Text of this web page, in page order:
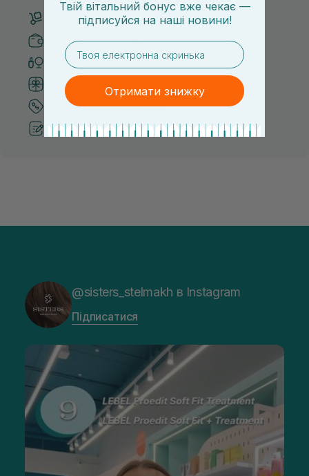
Безкоштовна доставка від 3000 UAH
Безпечні способи оплати
Тільки оригінальна косметика
Система бонусів та лояльності
Кращі ціни та топ товари
Рекомендації від косметологів
@sisters_stelmakh в Instagram
Підписатися
Твій вітальний бонус вже чекає —
підписуйся на наші новини!
email
Отримати знижку